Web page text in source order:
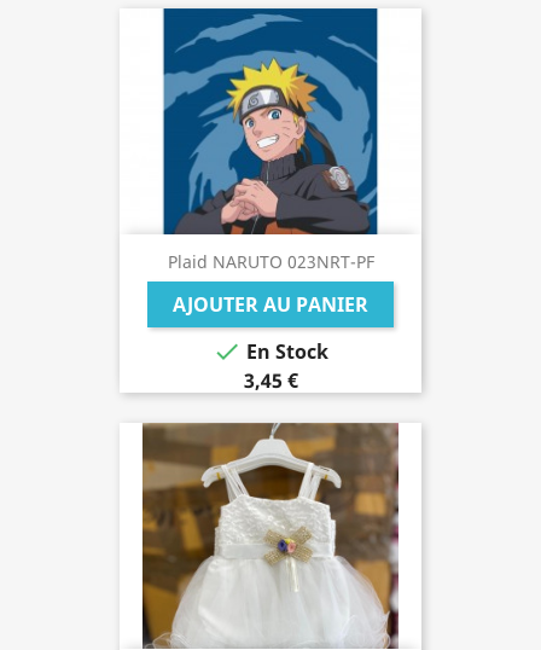
Plaid NARUTO 023NRT-PF
AJOUTER AU PANIER
 En Stock
3,45 €